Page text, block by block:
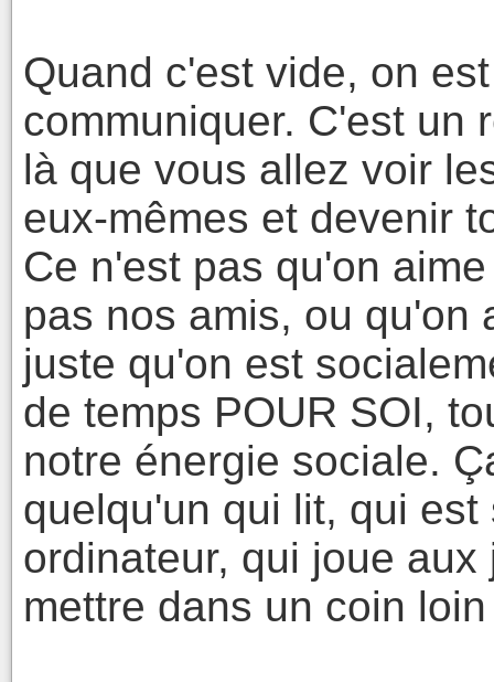
Quand c'est vide, on
communiquer. C'est un
là que vous allez voir
eux-mêmes et devenir
Ce n'est pas qu'on
pas nos amis, ou qu'on
juste qu'on est
de temps POUR SOI,
notre énergie sociale.
quelqu'un qui lit, qui
ordinateur, qui joue
mettre dans un coin